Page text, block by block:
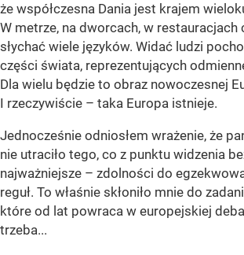
że współczesna Dania jest krajem
W metrze, na dworcach, w restauracjach
słychać wiele języków. Widać ludzi
części świata, reprezentujących
Dla wielu będzie to obraz nowoczesnej
I rzeczywiście – taka Europa istnieje.
Jednocześnie odniosłem wrażenie, że
nie utraciło tego, co z punktu widzenia
najważniejsze – zdolności do
reguł. To właśnie skłoniło mnie do
które od lat powraca w europejskiej
trzeba...